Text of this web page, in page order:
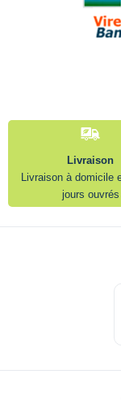
Livraison
Livraison à domicile
jours ouvrés